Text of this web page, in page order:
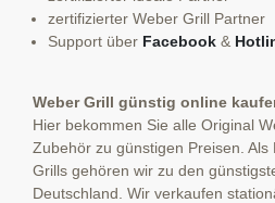
zertifizierter Weber Grill Partner
Support über Facebook &
Weber Grill günstig online
Hier bekommen Sie alle Original
Zubehör zu günstigen Preisen.
Grills gehören wir zu den
Deutschland. Wir verkaufen